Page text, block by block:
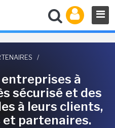
/
à
sécurisé et des
à leurs clients,
partenaires.